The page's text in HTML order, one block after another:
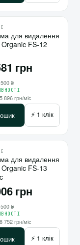
для видалення
FS-12
грн
₴
896 грн/міс
⚡ 1 клік
для видалення
FS-13
грн
₴
752 грн/міс
⚡ 1 клік